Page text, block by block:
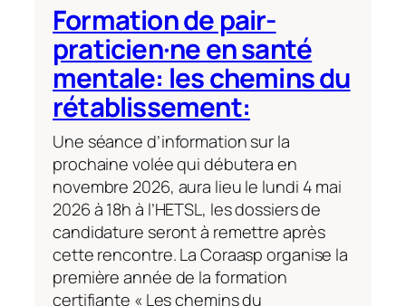
l’adaptation
et
la
digitalisation
du
Plan
de
Crise
Conjoint
(PCC)
Formation de pair-
praticien·ne en santé
mentale: les chemins du
rétablissement:
Une séance d’information sur la
prochaine volée qui débutera en
novembre 2026, aura lieu le lundi 4 mai
2026 à 18h à l’HETSL, les dossiers de
candidature seront à remettre après
cette rencontre. La Coraasp organise la
première année de la formation
certifiante « Les chemins du